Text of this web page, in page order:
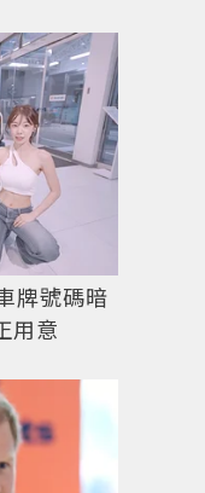
牌號碼暗
用意